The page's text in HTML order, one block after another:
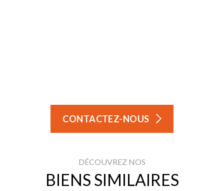
CONTACTEZ-NOUS
DÉCOUVREZ NOS
BIENS SIMILAIRES